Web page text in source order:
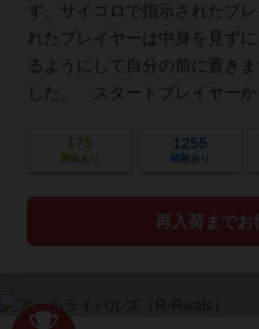
ず、サイコロで指示されたプ
れたプレイヤーは中身を見ず
るようにして自分の前に置き
した。 スタートプレイヤー
179
興味あり
1255
経験あり
再入荷までお